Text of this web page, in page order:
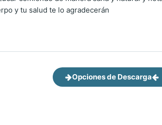
y tu salud te lo agradecerán
Opciones de Descarga